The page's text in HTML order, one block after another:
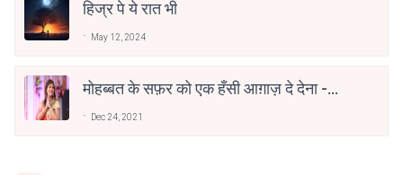
हिज्र पे ये रात भी
May 12, 2024
मोहब्बत के सफ़र को एक हँसी आग़ाज़ दे देना -
Dec 24, 2021